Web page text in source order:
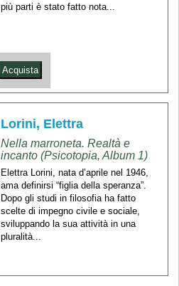
più parti è stato fatto nota...
Lorini, Elettra
Nella marroneta. Realtà e
incanto (Psicotopia, Album 1)
Elettra Lorini, nata d’aprile nel 1946,
ama definirsi “figlia della speranza”.
Dopo gli studi in filosofia ha fatto
scelte di impegno civile e sociale,
sviluppando la sua attività in una
pluralità...